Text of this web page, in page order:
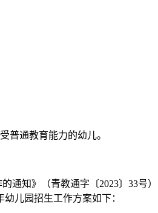
普通教育能力的幼儿。
知》（青教通字〔2023〕33号
儿园招生工作方案如下：